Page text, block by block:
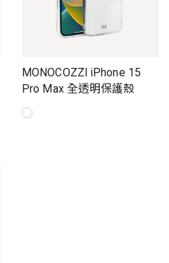
MONOCOZZI iPhone 15
Pro Max 全透明保護殼